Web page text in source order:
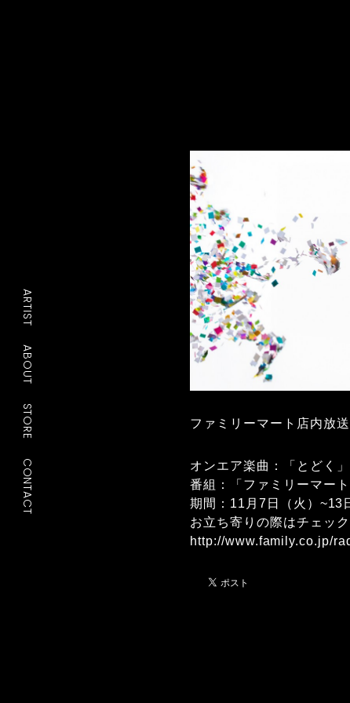
ARTIST
ABOUT
STORE
CONTACT
ファミリーマート店内放
オンエア楽曲：「とどく」
番組：「ファミリーマー
期間：11月7日（火）~13
お立ち寄りの際はチェッ
http://www.family.co.jp/